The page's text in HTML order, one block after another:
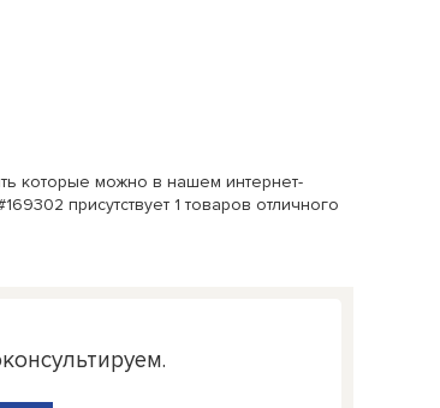
которые можно в нашем интернет-
присутствует 1 товаров отличного